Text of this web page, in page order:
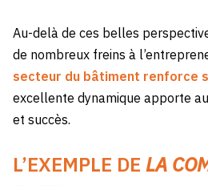
Au-delà de ces belles
de nombreux freins à
secteur du bâtiment renforce
excellente dynamique apporte
et succès.
L’EXEMPLE DE LA